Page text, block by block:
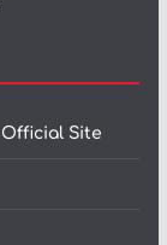
Site